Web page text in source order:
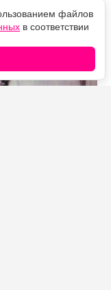
файлов
в соответствии